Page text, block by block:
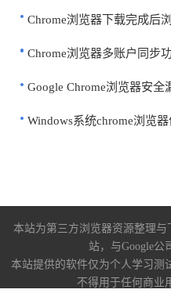
Chrome浏览器下载完成后
Chrome浏览器多账户同步
Google Chrome浏览器安全
Windows系统chrome浏览
本站为第三方浏览器资源整理与
站，与Google公
本站提供的软件仅为个人学习测
不得用于任何商业